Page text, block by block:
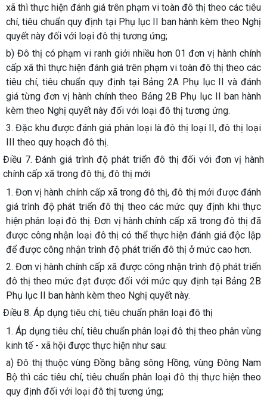
xã thì thực hiện đánh giá trên phạm vi toàn đô thị theo các tiêu
chí, tiêu chuẩn quy định tại Phụ lục II ban hành kèm theo Nghị
quyết này đối với loại đô thị tương ứng;
b) Đô thị có phạm vi ranh giới nhiều hơn 01 đơn vị hành chính
cấp xã thì thực hiện đánh giá trên phạm vi toàn đô thị theo các
tiêu chí, tiêu chuẩn quy định tại Bảng 2A Phụ lục II và đánh
giá từng đơn vị hành chính theo Bảng 2B Phụ lục II ban hành
kèm theo Nghị quyết này đối với loại đô thị tương ứng.
3. Đặc khu được đánh giá phân loại là đô thị loại II, đô thị loại
III theo quy hoạch đô thị.
Điều 7. Đánh giá trình độ phát triển đô thị đối với đơn vị hành
chính cấp xã trong đô thị, đô thị mới
1. Đơn vị hành chính cấp xã trong đô thị, đô thị mới được đánh
giá trình độ phát triển đô thị theo các mức quy định khi thực
hiện phân loại đô thị. Đơn vị hành chính cấp xã trong đô thị đã
được công nhận loại đô thị có thể thực hiện đánh giá độc lập
để được công nhận trình độ phát triển đô thị ở mức cao hơn.
2. Đơn vị hành chính cấp xã được công nhận trình độ phát triển
đô thị theo mức đạt được đối với mức quy định tại Bảng 2B
Phụ lục II ban hành kèm theo Nghị quyết này.
Điều 8. Áp dụng tiêu chí, tiêu chuẩn phân loại đô thị
1. Áp dụng tiêu chí, tiêu chuẩn phân loại đô thị theo phân vùng
kinh tế - xã hội được thực hiện như sau:
a) Đô thị thuộc vùng Đồng bằng sông Hồng, vùng Đông Nam
Bộ thì các tiêu chí, tiêu chuẩn phân loại đô thị thực hiện theo
quy định đối với loại đô thị tương ứng;